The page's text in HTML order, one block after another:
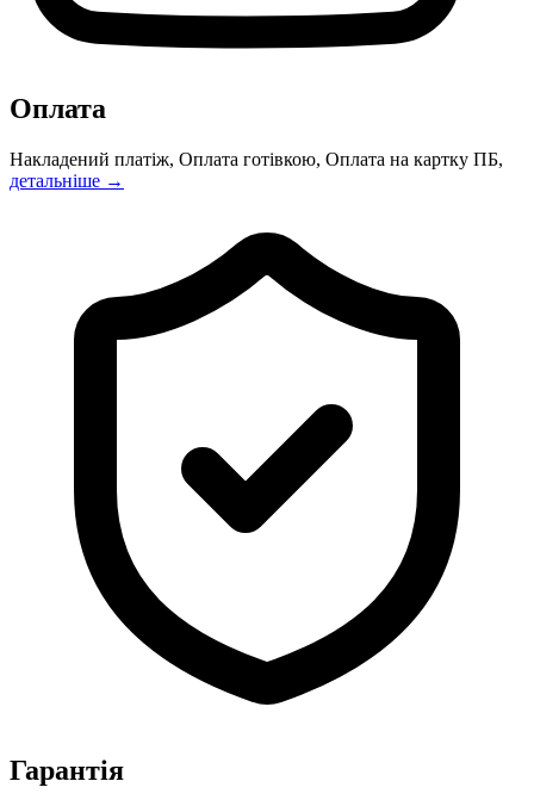
Оплата
Накладений платіж, Оплата готівкою, Оплата на картку ПБ,
детальніше →
Гарантія